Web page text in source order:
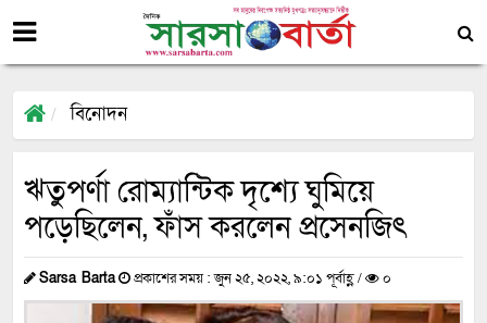
বিনোদন
ঋতুপর্ণা রোম্যান্টিক দৃশ্যে ঘুমিয়ে
পড়েছিলেন, ফাঁস করলেন প্রসেনজিৎ
Sarsa Barta প্রকাশের সময় : জুন ২৫, ২০২২, ৯:০১ পূর্বাহ্ণ / ০